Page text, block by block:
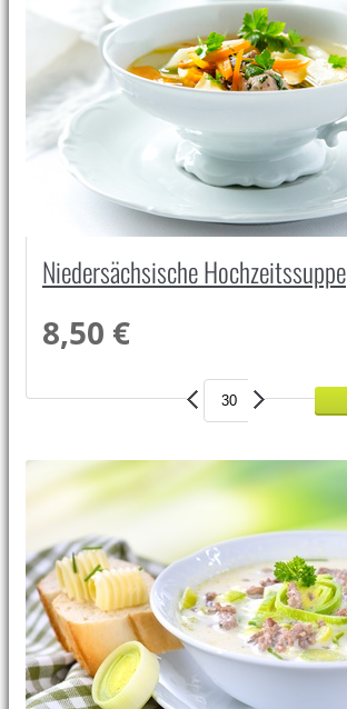
Niedersächsische Hochzeitssuppe
8,50 €